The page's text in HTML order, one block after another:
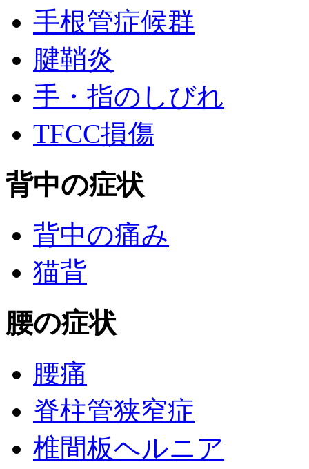
手根管症候群
腱鞘炎
手・指のしびれ
TFCC損傷
背中の症状
背中の痛み
猫背
腰の症状
腰痛
脊柱管狭窄症
椎間板ヘルニア